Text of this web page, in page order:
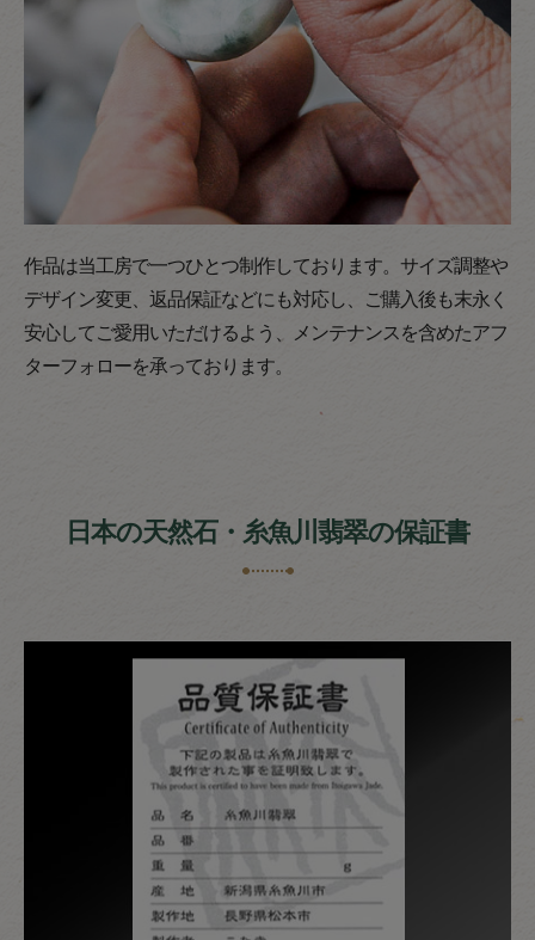
作品は当工房で一つひとつ制作しております。サイズ調整や
デザイン変更、返品保証などにも対応し、ご購入後も末永く
安心してご愛用いただけるよう、メンテナンスを含めたアフ
ターフォローを承っております。
日本の天然石・糸魚川翡翠の保証書